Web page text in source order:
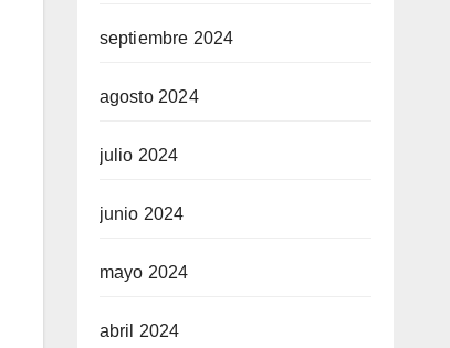
septiembre 2024
agosto 2024
julio 2024
junio 2024
mayo 2024
abril 2024